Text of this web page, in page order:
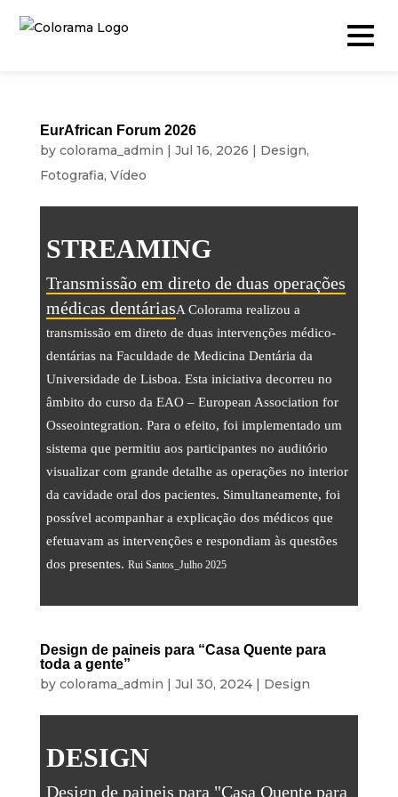
Produção & Conteúdos
Timelapse
Drone
Live Events
Streaming
Luz
Ecrãs & Projeção
Design & Estratégia
Websites
Identidade Visual
ALUGUER
EurAfrican Forum 2026
by colorama_admin | Jul 16, 2026 | Design,
Fotografia, Vídeo
STREAMING
Transmissão em direto de duas operações
médicas dentáriasA Colorama realizou a
transmissão em direto de duas intervenções médico-
dentárias na Faculdade de Medicina Dentária da
Universidade de Lisboa. Esta iniciativa decorreu no
âmbito do curso da EAO – European Association for
Osseointegration. Para o efeito, foi implementado um
sistema que permitiu aos participantes no auditório
visualizar com grande detalhe as operações no interior
da cavidade oral dos pacientes. Simultaneamente, foi
possível acompanhar a explicação dos médicos que
efetuavam as intervenções e respondiam às questões
dos presentes. Rui Santos_Julho 2025
Design de paineis para “Casa Quente para
toda a gente”
by colorama_admin Jul 30, 2024| Design
DESIGN
Design de paineis para "Casa Quente para